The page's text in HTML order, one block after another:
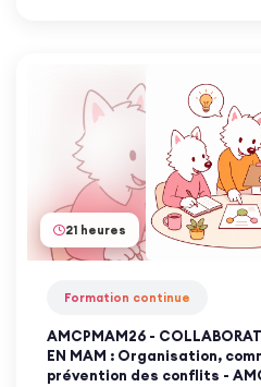
21 heures
Formation continue
AMCPMAM26 -
EN MAM : Organisation,
prévention des conflits -